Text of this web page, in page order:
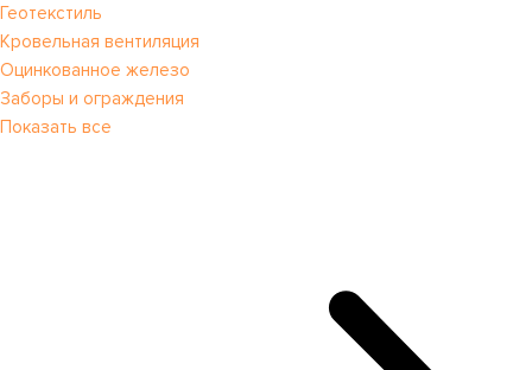
Геотекстиль
Кровельная вентиляция
Оцинкованное железо
Заборы и ограждения
Показать все